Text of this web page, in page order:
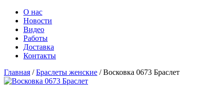
О нас
Новости
Видео
Работы
Доставка
Контакты
Главная /Браслеты женские /Восковка 0673 Браслет